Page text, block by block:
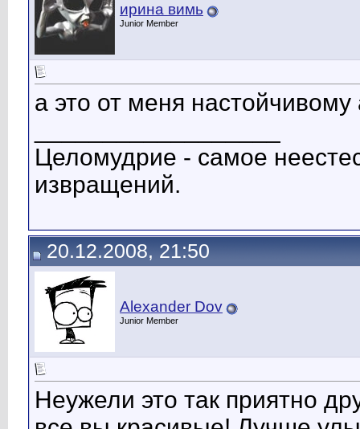
ирина вимь
Junior Member
а это от меня
Целомудрие - самое
извращений.
20.12.2008, 21:50
Alexander Dov
Junior Member
Неужели это так приятно